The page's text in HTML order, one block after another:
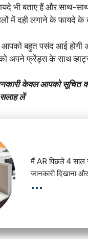
भी बताए हैं और साथ-
में दही लगाने के फायदे के
आपको बहुत पसंद आई
अपने फ्रेंड्स के साथ
केवल आपको सूचित
लें
मैं AR पिछले 4 साल
जानकारी दिखाना
...